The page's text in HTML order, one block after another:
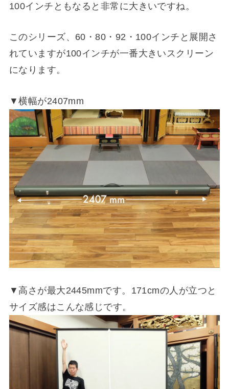
100インチともなると非常に大きいですね。
このシリーズ、60・80・92・100インチと展開さ
れていますが100インチが一番大きいスクリーン
になります。
▼横幅が2407mm
▼高さが最大2445mmです。171cmの人が立つと
サイズ感はこんな感じです。